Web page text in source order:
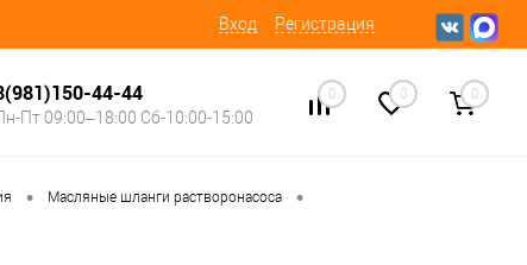
Вход Регистрация
44-44
Пт 09:00–18:00 Сб-10:00-15:00
0 0 0
• Масляные шланги растворонасоса •